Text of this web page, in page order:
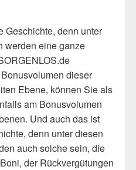
Geschichte, denn unter
werden eine ganze
dieser
Ebene, können Sie als
am Bonusvolumen
Und auch das ist
denn unter diesen
auch solche sein, die
der Rückvergütungen